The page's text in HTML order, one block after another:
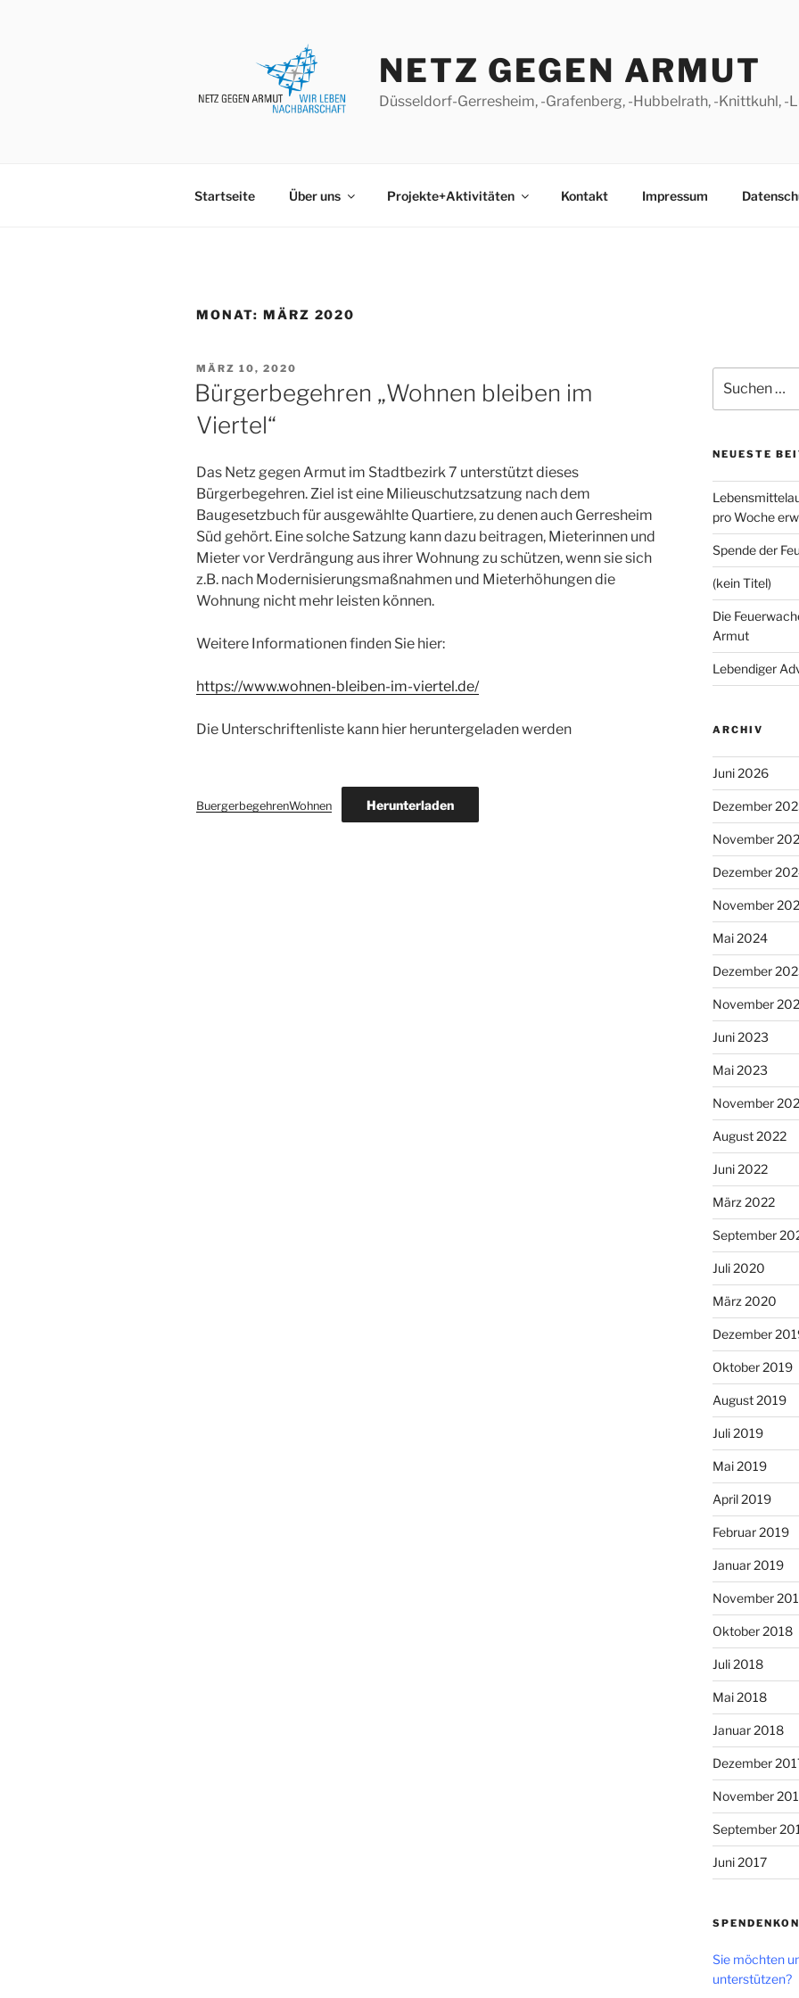
NETZ GEGEN ARMUT
Düsseldorf-Gerresheim, -Grafenberg, -Hubbelrath, -Knittkuhl, -
Startseite Über uns Projekte+Aktivitäten Kontakt Impressum
MONAT: MÄRZ 2020
VERÖFFENTLICHT
AM
MÄRZ 10, 2020
Bürgerbegehren „Wohnen bleiben im
Viertel“
Das Netz gegen Armut im Stadtbezirk 7 unterstützt dieses
Bürgerbegehren. Ziel ist eine Milieuschutzsatzung nach dem
Baugesetzbuch für ausgewählte Quartiere, zu denen auch Gerresheim
Süd gehört. Eine solche Satzung kann dazu beitragen, Mieterinnen und
Mieter vor Verdrängung aus ihrer Wohnung zu schützen, wenn sie sich
z.B. nach Modernisierungsmaßnahmen und Mieterhöhungen die
Wohnung nicht mehr leisten können.
Weitere Informationen finden Sie hier:
https://www.wohnen-bleiben-im-viertel.de/
Die Unterschriftenliste kann hier heruntergeladen werden
BuergerbegehrenWohnen Herunterladen
nach:
NEUESTE
pro Woche
Spende der
(kein Titel)
Die
Armut
Lebendiger
ARCHIV
Juni 2026
Dezember
November
Dezember
November
Mai 2024
Dezember
November
Juni 2023
Mai 2023
November
August 2022
Juni 2022
März 2022
September
Juli 2020
März 2020
Dezember
Oktober 2019
August 2019
Juli 2019
Mai 2019
April 2019
Februar 2019
Januar 2019
November
Oktober 2018
Juli 2018
Mai 2018
Januar 2018
Dezember
November
September
Juni 2017
Sie möchten
unterstützen?